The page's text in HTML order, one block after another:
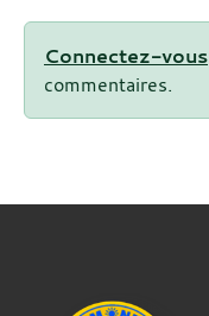
Connectez-vous
commentaires.